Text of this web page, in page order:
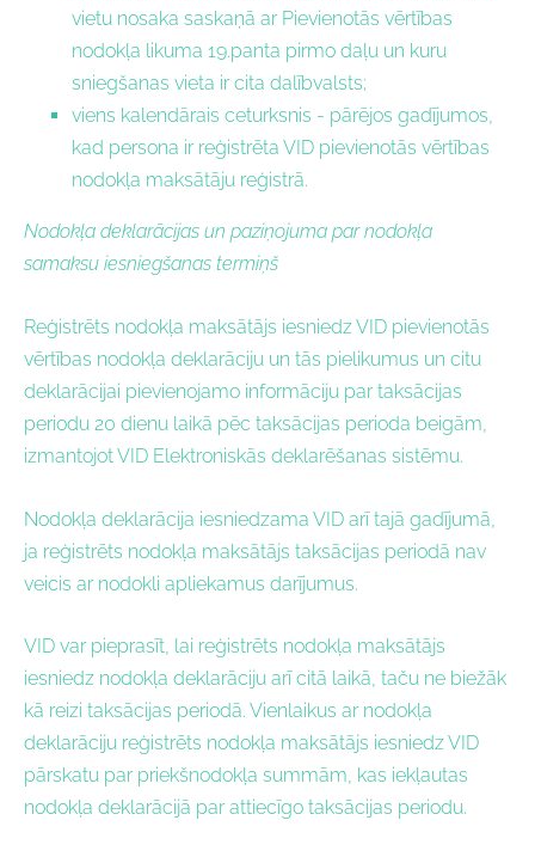
vietu nosaka saskaņā ar Pievienotās vērtības
nodokļa likuma 19.panta pirmo daļu un kuru
sniegšanas vieta ir cita dalībvalsts;
viens kalendārais ceturksnis - pārējos gadījumos,
kad persona ir reģistrēta VID pievienotās vērtības
nodokļa maksātāju reģistrā.
Nodokļa deklarācijas un paziņojuma par nodokļa
samaksu iesniegšanas termiņš
Reģistrēts nodokļa maksātājs iesniedz VID pievienotās
vērtības nodokļa deklarāciju un tās pielikumus un citu
deklarācijai pievienojamo informāciju par taksācijas
periodu 20 dienu laikā pēc taksācijas perioda beigām,
izmantojot VID Elektroniskās deklarēšanas sistēmu.
Nodokļa deklarācija iesniedzama VID arī tajā gadījumā,
ja reģistrēts nodokļa maksātājs taksācijas periodā nav
veicis ar nodokli apliekamus darījumus.
VID var pieprasīt, lai reģistrēts nodokļa maksātājs
iesniedz nodokļa deklarāciju arī citā laikā, taču ne biežāk
kā reizi taksācijas periodā. Vienlaikus ar nodokļa
deklarāciju reģistrēts nodokļa maksātājs iesniedz VID
pārskatu par priekšnodokļa summām, kas iekļautas
nodokļa deklarācijā par attiecīgo taksācijas periodu.